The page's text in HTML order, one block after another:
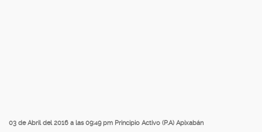
03 de Abril del 2016 a las 09:49 pm Principio Activo (P.A) Apixabán